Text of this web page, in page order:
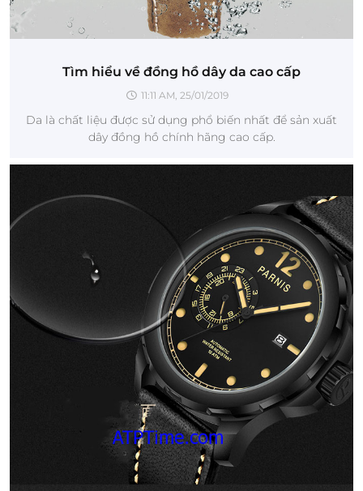
Tìm hiểu về đồng hồ dây da cao cấp
11:11 AM, 25/01/2019
Da là chất liệu được sử dụng phổ biến nhất để sản xuất
dây đồng hồ chính hãng cao cấp.